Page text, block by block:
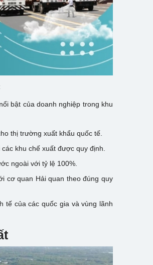
bật của doanh nghiệp trong khu
thị trường xuất khẩu quốc tế.
khu chế xuất được quy định.
ngoài với tỷ lệ 100%.
cơ quan Hải quan theo đúng quy
tế của các quốc gia và vùng lãnh